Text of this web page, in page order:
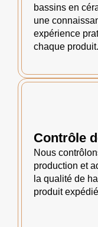
bassins en
une
expérience
chaque produit.
Contrôle
Nous
production et
la qualité de
produit